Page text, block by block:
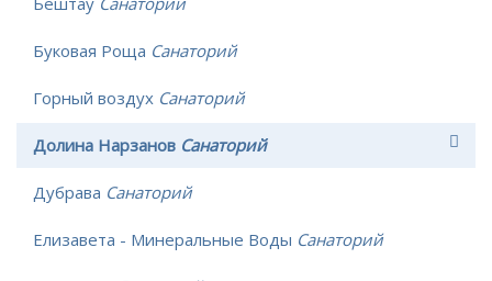
Буковая Роща Санаторий
Горный воздух Санаторий
Долина Нарзанов Санаторий
Дубрава Санаторий
Елизавета - Минеральные Воды Санаторий